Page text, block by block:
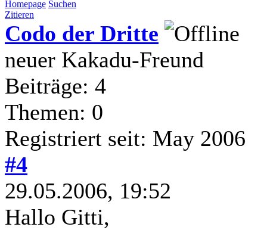
Homepage Suchen
Zitieren
Codo der Dritte
neuer Kakadu-Freund
Beiträge: 4
Themen: 0
Registriert seit: May 2006
#4
29.05.2006, 19:52
Hallo Gitti,